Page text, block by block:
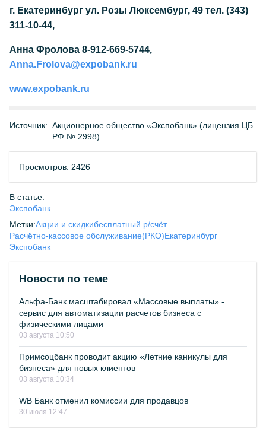
г. Екатеринбург ул. Розы Люксембург, 49 тел. (343)
311-10-44,
Анна Фролова 8-912-669-5744,
Anna.Frolova@expobank.ru
www.expobank.ru
Источник: Акционерное общество «Экспобанк» (лицензия ЦБ
РФ № 2998)
Просмотров: 2426
В статье:
Экспобанк
Метки:Акции и скидкибесплатный р/счёт
Расчётно-кассовое обслуживание(РКО)Екатеринбург
Экспобанк
Новости по теме
Альфа-Банк масштабировал «Массовые выплаты» -
сервис для автоматизации расчетов бизнеса с
физическими лицами
03 августа 10:50
Примсоцбанк проводит акцию «Летние каникулы для
бизнеса» для новых клиентов
03 августа 10:34
WB Банк отменил комиссии для продавцов
30 июля 12:47